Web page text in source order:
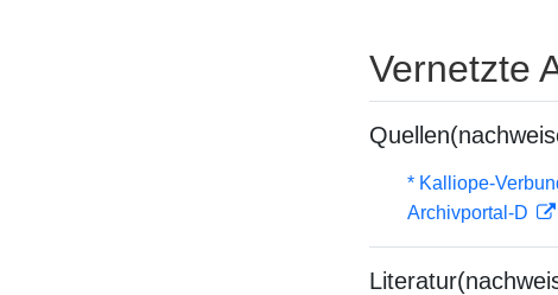
Vernetzte
* Kalliope-
Archivportal-D